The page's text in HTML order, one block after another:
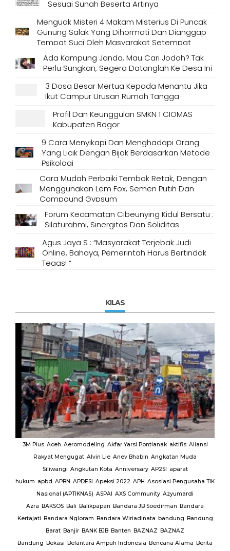
Sesuai Sunah Beserta Artinya
Menguak Misteri 4 Makam Misterius Di Puncak
Gunung Salak Yang Dihormati Dan Dianggap
Tempat Suci Oleh Masyarakat Setempat
Ada Kampung Janda, Mau Cari Jodoh? Tak
Perlu Sungkan, Segera Datanglah Ke Desa Ini
3 Dosa Besar Mertua Kepada Menantu Jika
Ikut Campur Urusan Rumah Tangga
Profil Dan Keunggulan SMKN 1 CIOMAS
Kabupaten Bogor
9 Cara Menyikapi Dan Menghadapi Orang
Yang Licik Dengan Bijak Berdasarkan Metode
Psikologi
Cara Mudah Perbaiki Tembok Retak, Dengan
Menggunakan Lem Fox, Semen Putih Dan
Compound Gypsum
Forum Kecamatan Cibeunying Kidul Bersatu :
Silaturahmi, Sinergitas Dan Soliditas
Agus Jaya S : “Masyarakat Terjebak Judi
Online, Bahaya, Pemerintah Harus Bertindak
Tegas! “
KILAS
3M Plus Aceh Aeromodeling Akfar Yarsi Pontianak aktifis Aliansi
Rakyat Mengugat Alvin Lie Anev Bhabin Angkatan Muda
Siliwangi Angkutan Kota Anniversary AP2SI aparat
hukum apbd APBN APDESI Apeksi 2022 APH Asosiasi Pengusaha TIK
Nasional (APTIKNAS) ASPAI AXS Community Azyumardi
Azra BAKSOS Bali Balikpapan Bandara JB Soedirman Bandara
Kertajati Bandara Ngloram Bandara Wiriadinata bandung Bandung
Barat Banjir BANK BJB Banten BAZNAZ BAZNAZ
Bandung Bekasi Belantara Ampuh Indonesia Bencana Alama Berita